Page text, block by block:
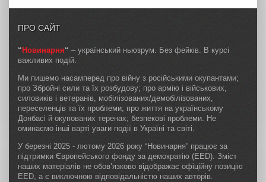
ПРО САЙТ
“ Новинарня“ – український ньюзрум. Без фейків. В курсі
важливих подій.
Ми пишемо насамперед про війну з російськими окупантами;
про Збройні сили та їх розбудову; про армію і військових,
силовиків і ветеранів, мобілізованих/демобілізованих,
переселенців та їх проблеми; про життя на українському
Донбасі й окупованих теренах; безпекові проблеми. Не
оминаємо інші варті уваги події в Україні та світі.
У березні 2025 - лютому 2026 року “Новинарня” працює за
підтримки Європейського фонду за демократію (EED). Зміст
наших матеріалів не обов’язково відображає офіційну позицію
EED, а є виключною відповідальністю наших авторів.